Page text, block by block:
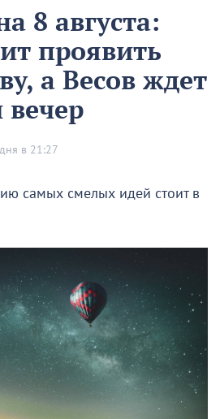
8 августа:
проявить
а Весов ждет
в 21:27
самых смелых идей стоит в